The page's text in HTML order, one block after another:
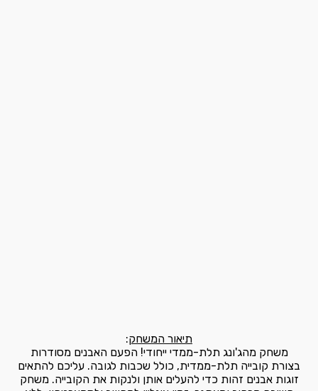
תיאור המשחק:
משחק מהג'ונג תלת-ממדי ייחודי! הפעם האבנים מסודרות
בצורת קובייה תלת-ממדית, כולל שכבות לגובה. עליכם להתאים
זוגות אבנים זהות כדי להעלים אותן ולנקות את הקובייה. משחק